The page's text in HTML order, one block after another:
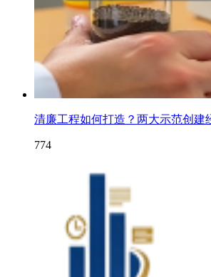
清廉工程如何打造？两大示范创建
774